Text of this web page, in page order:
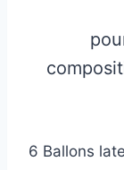
6 Ballons